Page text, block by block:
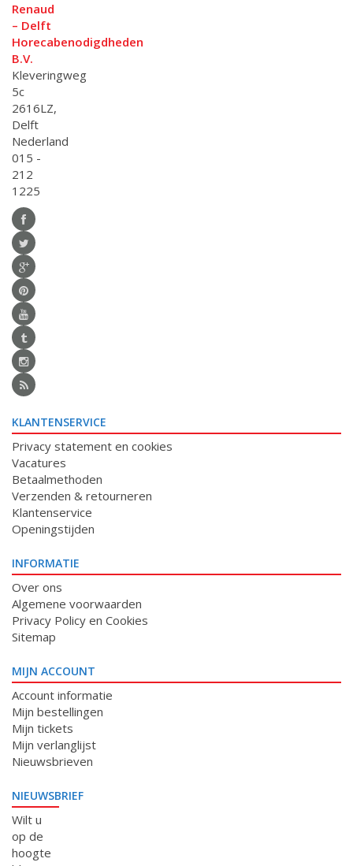
Renaud
– Delft
Horecabenodigdheden
B.V.
Kleveringweg
5c
2616LZ,
Delft
Nederland
015 -
212
1225
KLANTENSERVICE
Privacy statement en cookies
Vacatures
Betaalmethoden
Verzenden & retourneren
Klantenservice
Openingstijden
INFORMATIE
Over ons
Algemene voorwaarden
Privacy Policy en Cookies
Sitemap
MIJN ACCOUNT
Account informatie
Mijn bestellingen
Mijn tickets
Mijn verlanglijst
Nieuwsbrieven
NIEUWSBRIEF
Wilt u
op de
hoogte